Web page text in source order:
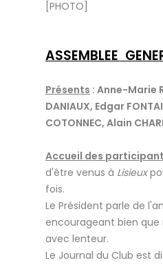
[PHOTO]
ASSEMBLEE
Présents : Anne-Marie
DANIAUX, Edgar
COTONNEC, Alain
Accueil des
d'être venus à Lisieux
fois.
Le Président parle de
encourageant bien que
avec lenteur.
Le Journal du Club est